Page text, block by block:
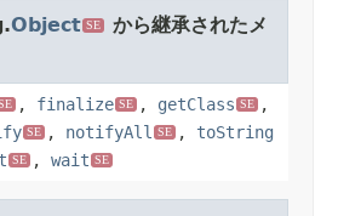
Object SE
から継承されたメ
, finalize SE , getClass SE
,
SE , notifyAll SE , toString
SE , wait SE